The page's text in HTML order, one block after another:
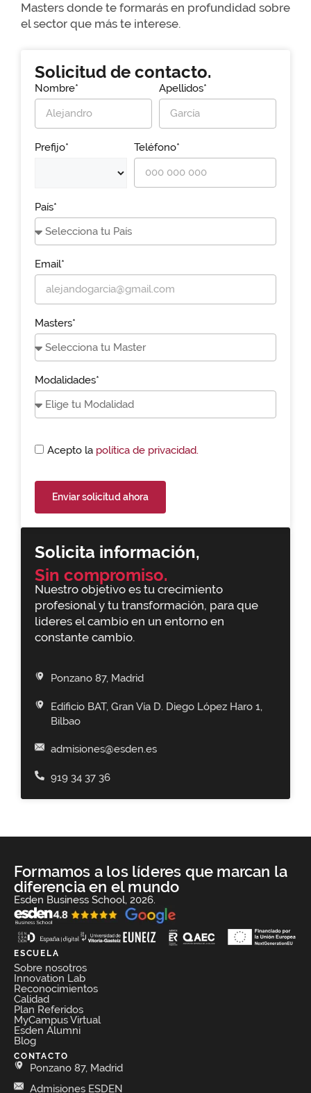
Masters donde te formarás en profundidad sobre
el sector que más te interese.
Solicita información,
Sin compromiso.
Nuestro objetivo es tu crecimiento
profesional y tu transformación, para que
lideres el cambio en un entorno en
constante cambio.
Ponzano 87, Madrid
Edificio BAT, Gran Vía D. Diego López Haro 1,
Bilbao
admisiones@esden.es
919 34 37 36
Solicitud de contacto.
Nombre* Apellidos*
Prefijo* Teléfono*
País*
Email*
Masters*
Modalidades*
Acepto la política de privacidad.
Enviar solicitud ahora
Formamos a los líderes que marcan la
diferencia en el mundo
Esden Business School, 2026.
ESCUELA
Sobre nosotros
Innovation Lab
Reconocimientos
Calidad
Plan Referidos
MyCampus Virtual
Esden Alumni
Blog
CONTACTO
Ponzano 87, Madrid
Admisiones ESDEN